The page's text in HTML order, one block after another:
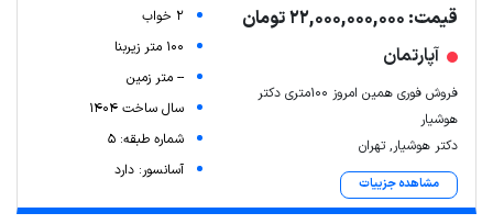
قیمت: 22,000,000,000 تومان
آپارتمان
فروش فوری همین امروز ۱۰۰متری دکتر
هوشیار
دکتر هوشیار, تهران
مشاهده جزییات
2 خواب
100 متر زیربنا
-- متر زمین
سال ساخت 1404
شماره طبقه: 5
آسانسور: دارد